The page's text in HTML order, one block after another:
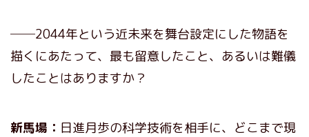
──2044年という近未来を舞台設定にした物語を
描くにあたって、最も留意したこと、あるいは難儀
したことはありますか？
新馬場： 日進月歩の科学技術を相手に、どこまで現